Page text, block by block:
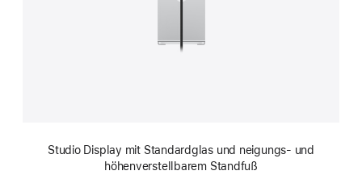
Studio Display mit Standard­glas und neigungs­- und
höhenverstell­barem Standfuß